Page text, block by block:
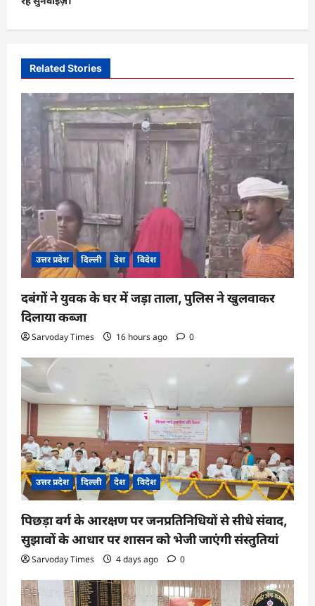
n
a
g
a
o
n
Related Stories
उत्तर प्रदेश दिल्ली देश विदेश
दबंगों ने युवक के घर में जड़ा ताला, पुलिस ने खुलवाकर
दिलाया कब्जा
Sarvoday Times 16 hours ago 0
उत्तर प्रदेश दिल्ली देश विदेश
पिछड़ा वर्ग के आरक्षण पर जनप्रतिनिधियों से सीधे संवाद,
सुझावों के आधार पर शासन को भेजी जाएंगी संस्तुतियां
Sarvoday Times 4 days ago 0